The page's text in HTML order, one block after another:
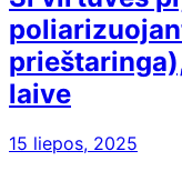
laive
15 liepos, 2025